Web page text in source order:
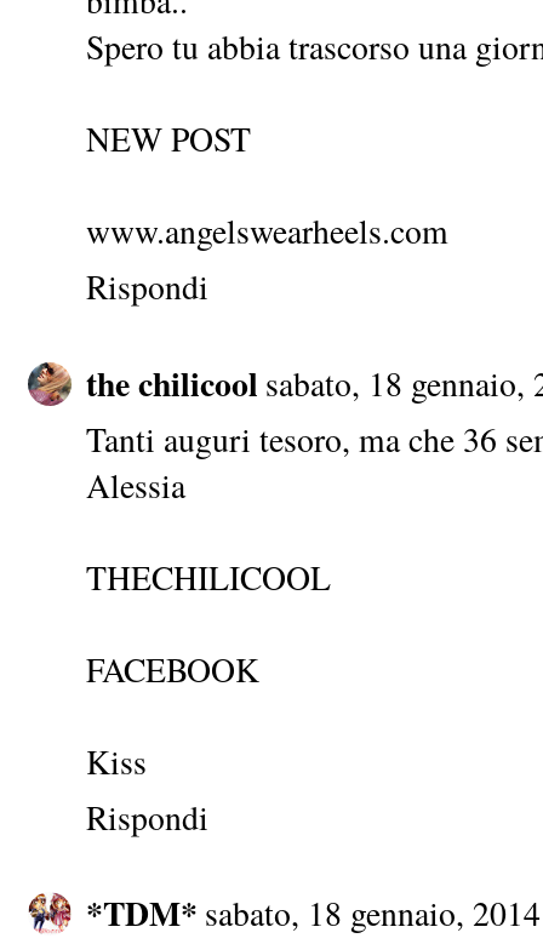
Spero tu abbia trascorso una
NEW POST
www.angelswearheels.com
Rispondi
the chilicool sabato, 18 gennaio,
Tanti auguri tesoro, ma che 36
Alessia
THECHILICOOL
FACEBOOK
Kiss
Rispondi
*TDM* sabato, 18 gennaio, 2014